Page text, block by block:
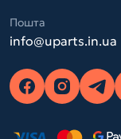
Пошта
info@uparts.in.ua